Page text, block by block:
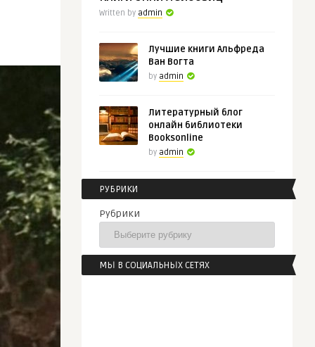
Written by admin
Лучшие книги Альфреда
Ван Вогта
by admin
Литературный блог
онлайн библиотеки
Booksonline
by admin
РУБРИКИ
Рубрики
МЫ В СОЦИАЛЬНЫХ СЕТЯХ